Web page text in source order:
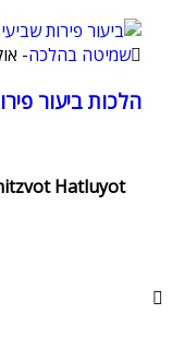
שמיטה בהלכה-
הלכות ביעור
Hatluyot